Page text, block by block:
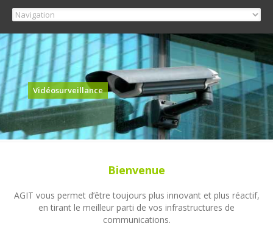
Vidéosurveillance
Bienvenue
AGIT vous permet d’être toujours plus innovant et plus réactif,
en tirant le meilleur parti de vos infrastructures de
communications.